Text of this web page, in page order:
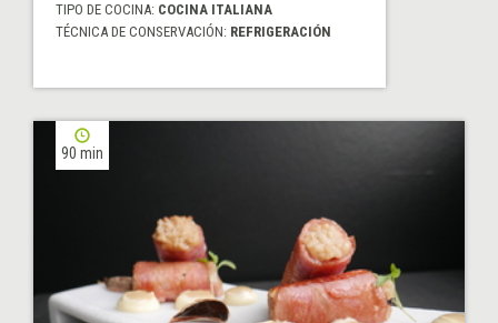
TIPO DE COCINA: COCINA ITALIANA
TÉCNICA DE CONSERVACIÓN: REFRIGERACIÓN
90 min